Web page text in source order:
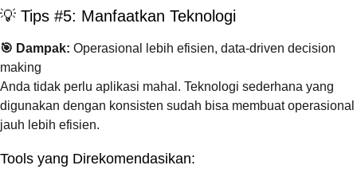
💡 Tips #5: Manfaatkan Teknologi
🎯 Dampak: Operasional lebih efisien, data-driven decision
making
Anda tidak perlu aplikasi mahal. Teknologi sederhana yang
digunakan dengan konsisten sudah bisa membuat operasional
jauh lebih efisien.
Tools yang Direkomendasikan: